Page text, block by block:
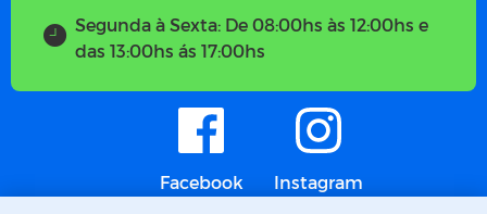
Segunda à Sexta: De 08:00hs às 12:00hs e
das 13:00hs ás 17:00hs
Facebook Instagram